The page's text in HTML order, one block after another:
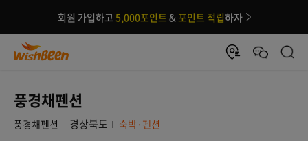
회원 가입하고 5,000포인트 &포인트 적립하자
풍경채펜션
풍경채펜션 경상북도
숙박·펜션